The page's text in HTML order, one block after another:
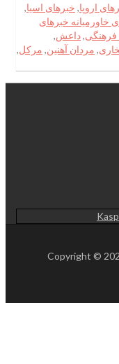
اروپا, خبرهای اسیا,
خاورمیانه خبرهای
فرهنگی,داعش,
, مردان آهنین, مرکل,
Copyright ©